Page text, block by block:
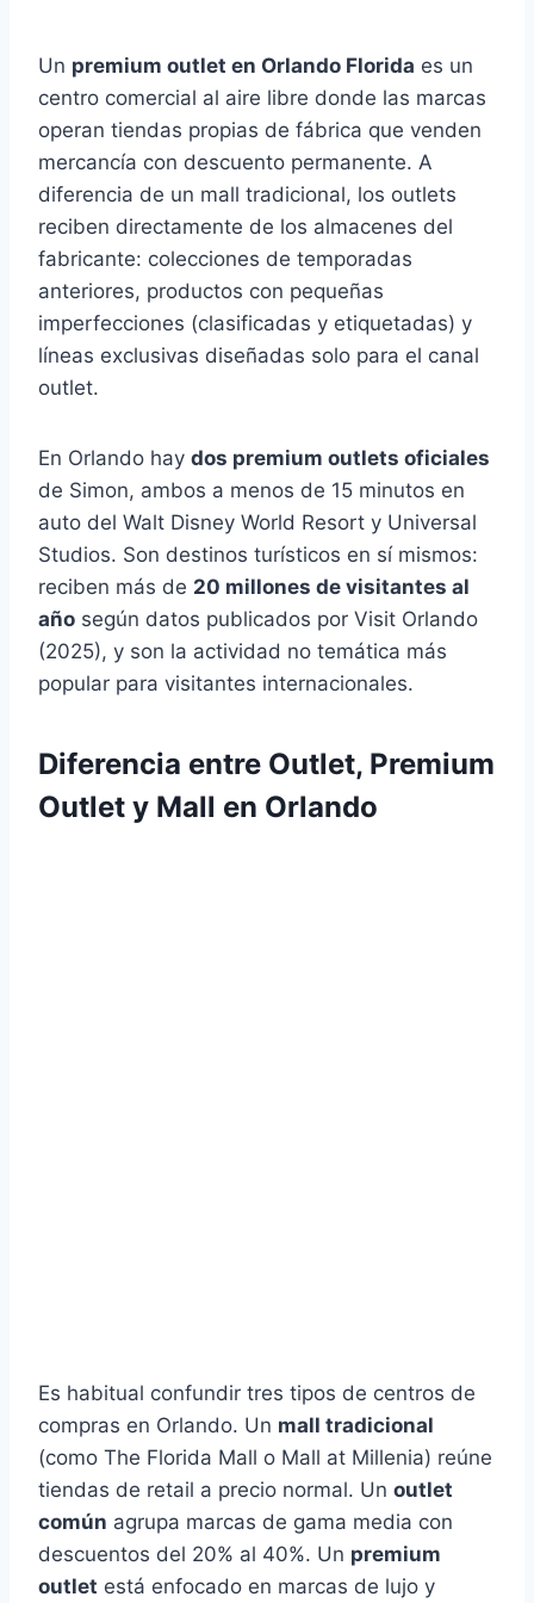
Un premium outlet en Orlando Florida es un
centro comercial al aire libre donde las marcas
operan tiendas propias de fábrica que venden
mercancía con descuento permanente. A
diferencia de un mall tradicional, los outlets
reciben directamente de los almacenes del
fabricante: colecciones de temporadas
anteriores, productos con pequeñas
imperfecciones (clasificadas y etiquetadas) y
líneas exclusivas diseñadas solo para el canal
outlet.
En Orlando hay dos premium outlets oficiales
de Simon, ambos a menos de 15 minutos en
auto del Walt Disney World Resort y Universal
Studios. Son destinos turísticos en sí mismos:
reciben más de 20 millones de visitantes al
año según datos publicados por Visit Orlando
(2025), y son la actividad no temática más
popular para visitantes internacionales.
Diferencia entre Outlet, Premium
Outlet y Mall en Orlando
Es habitual confundir tres tipos de centros de
compras en Orlando. Un mall tradicional
(como The Florida Mall o Mall at Millenia) reúne
tiendas de retail a precio normal. Un outlet
común agrupa marcas de gama media con
descuentos del 20% al 40%. Un premium
outlet está enfocado en marcas de lujo y